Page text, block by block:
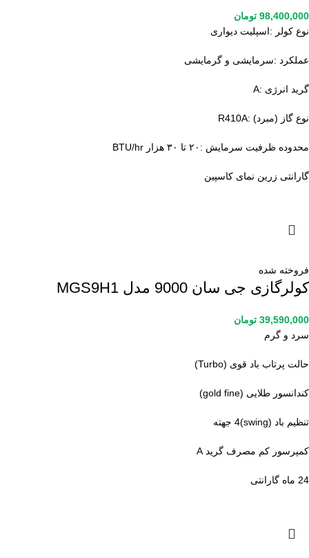
98,400,000 تومان
نوع کولر :اسپليت ديواری
عملكرد :سرمایشی و گرمایشی
گرید انرژی :A
نوع گاز (مبرد) :R410A
محدوده ظرفیت سرمایش :۲۰ تا ۳۰ هزار BTU/hr
گارانتی زرین نمای کاسپین
فروخته شده
کولرگازی جی سان 9000 مدل MGS9H1
39,590,000 تومان
سرد و گرم
حالت پرتاب باد قوی (Turbo)
کندانسور طلایی (gold fine)
تنظیم باد (swing)4 جهته
کمپرسور کم مصرف گرید A
24 ماه گارانتی